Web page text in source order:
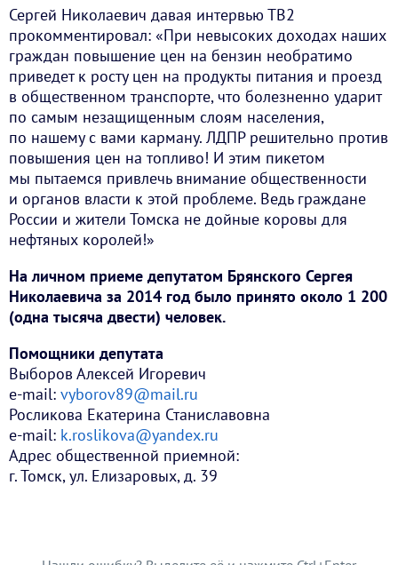
Сергей Николаевич давая интервью ТВ2
прокомментировал: «При невысоких доходах наших
граждан повышение цен на бензин необратимо
приведет к росту цен на продукты питания и проезд
в общественном транспорте, что болезненно ударит
по самым незащищенным слоям населения,
по нашему с вами карману. ЛДПР решительно против
повышения цен на топливо! И этим пикетом
мы пытаемся привлечь внимание общественности
и органов власти к этой проблеме. Ведь граждане
России и жители Томска не дойные коровы для
нефтяных королей!»
На личном приеме депутатом Брянского Сергея
Николаевича за 2014 год было принято около 1 200
(одна тысяча двести) человек.
Помощники депутата
Выборов Алексей Игоревич
e-mail: vyborov89@mail.ru
Росликова Екатерина Станиславовна
e-mail: k.roslikova@yandex.ru
Адрес общественной приемной:
г. Томск, ул. Елизаровых, д. 39